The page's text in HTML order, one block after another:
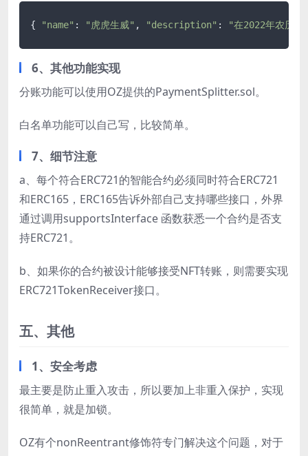
{ "name" : "虎虎生威" , "description" : "在2022年农历虎
6、其他功能实现
分账功能可以使用OZ提供的PaymentSplitter.sol。
白名单功能可以自己写，比较简单。
7、细节注意
a、每个符合ERC721的智能合约必须同时符合ERC721
和ERC165，ERC165告诉外部自己支持哪些接口，外界
通过调用supportsInterface 函数获悉一个合约是否支
持ERC721。
b、如果你的合约被设计能够接受NFT转账，则需要实现
ERC721TokenReceiver接口。
五、其他
1、安全考虑
最主要是防止重入攻击，所以要加上非重入保护，实现
很简单，就是加锁。
OZ有个nonReentrant修饰符专门解决这个问题，对于